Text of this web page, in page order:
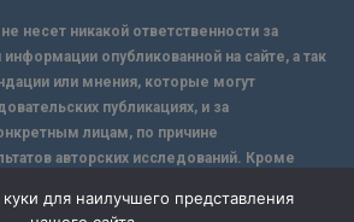
несет никакой ответственности за
опубликованной на сайте, а так
или мнения, которые могут
публикациях, и за
лицам, по причине
авторских исследований. Кроме
Сайт не несет ответственности за
для наилучшего представления